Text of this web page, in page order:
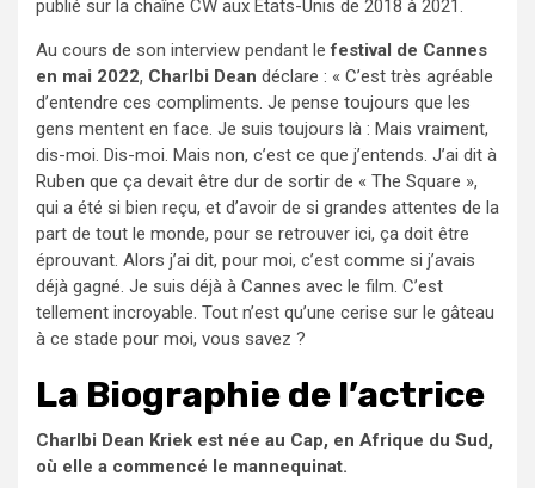
publié sur la chaîne CW aux États-Unis de 2018 à 2021.
Au cours de son interview pendant lefestival de Cannes
en mai 2022, Charlbi Dean déclare : « C’est très agréable
d’entendre ces compliments. Je pense toujours que les
gens mentent en face. Je suis toujours là : Mais vraiment,
dis-moi. Dis-moi. Mais non, c’est ce que j’entends. J’ai dit à
Ruben que ça devait être dur de sortir de « The Square »,
qui a été si bien reçu, et d’avoir de si grandes attentes de la
part de tout le monde, pour se retrouver ici, ça doit être
éprouvant. Alors j’ai dit, pour moi, c’est comme si j’avais
déjà gagné. Je suis déjà à Cannes avec le film. C’est
tellement incroyable. Tout n’est qu’une cerise sur le gâteau
à ce stade pour moi, vous savez ?
La Biographie de l’actrice
Charlbi Dean Kriek est née au Cap, en Afrique du Sud,
où elle a commencé le mannequinat.